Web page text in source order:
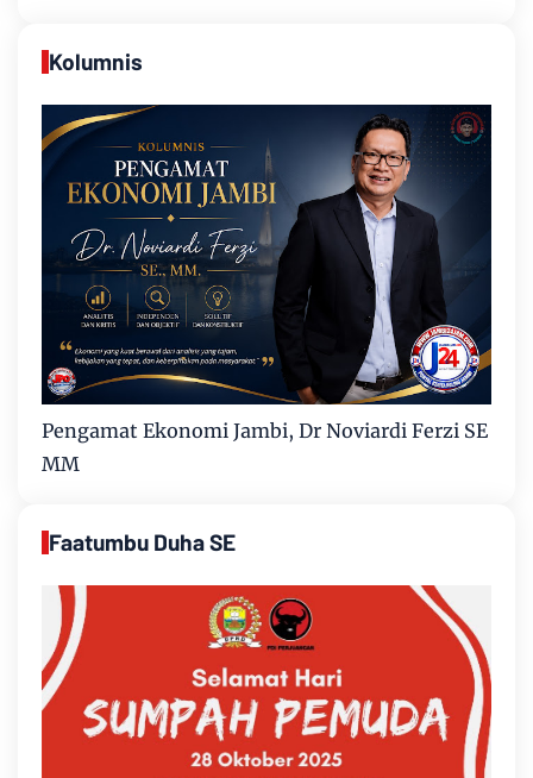
Kolumnis
Pengamat Ekonomi Jambi, Dr Noviardi Ferzi SE
MM
Faatumbu Duha SE